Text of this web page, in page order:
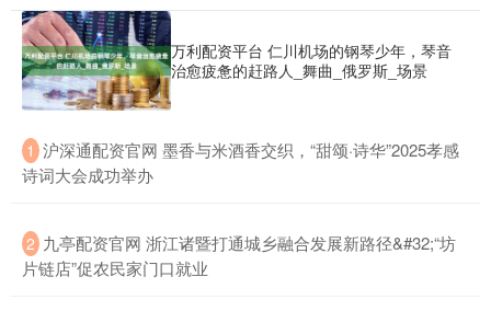
万利配资平台 仁川机场的钢琴少年，琴音
治愈疲惫的赶路人_舞曲_俄罗斯_场景
1 ​沪深通配资官网 墨香与米酒香交织，“甜颂·诗华”2025孝感
诗词大会成功举办
2 ​九亭配资官网 浙江诸暨打通城乡融合发展新路径&#32;“坊
片链店”促农民家门口就业